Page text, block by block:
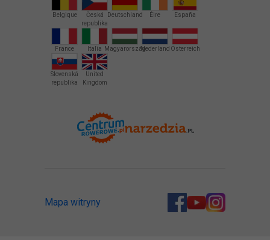
Belgique
Česká
republika
Deutschland Éire España
France Italia MagyarországNederland Österreich
Slovenská
republika
United
Kingdom
Mapa witryny